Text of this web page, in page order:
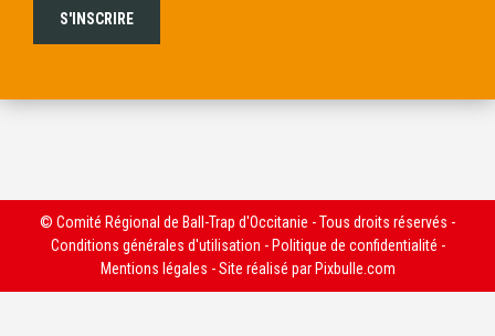
© Comité Régional de Ball-Trap d'Occitanie - Tous droits réservés -
Conditions générales d'utilisation - Politique de confidentialité -
Mentions légales - Site réalisé par Pixbulle.com